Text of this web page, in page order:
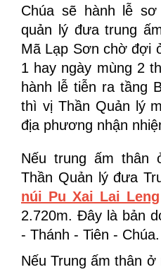
Chúa sẽ hành lễ
quản lý đưa trung
Mã Lạp Sơn chờ đợi
1 hay ngày mùng 2
hành lễ tiễn ra tầng
thì vị Thần Quản lý
địa phương nhận
Nếu trung ấm thân
Thần Quản lý đưa
núi Pu Xai Lai Leng
2.720m. Đây là bản
- Thánh - Tiên - Chúa.
Nếu Trung ấm thân ở